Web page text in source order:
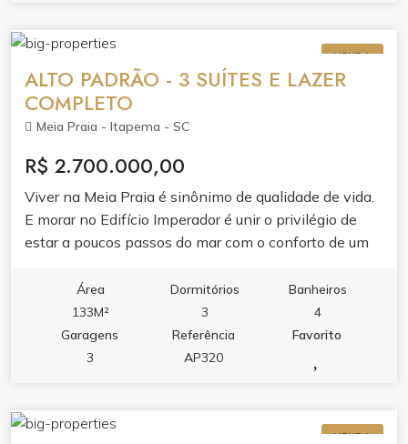
VENDA
ALTO PADRÃO - 3 SUÍTES E LAZER
COMPLETO
Meia Praia - Itapema - SC
R$ 2.700.000,00
Viver na Meia Praia é sinônimo de qualidade de vida.
E morar no Edifício Imperador é unir o privilégio de
estar a poucos passos do mar com o conforto de um
momento da sua família. Próximo de supermercados,
farmácias, restaurantes e de tudo que Itapema
oferece de melhor. É a localização ideal para morar o
ano todo ou para ter uma segunda residência de
Área
133M²
Dormitórios
3
Banheiros
4
Garagens
3
Referência
AP320
Favorito
VENDA